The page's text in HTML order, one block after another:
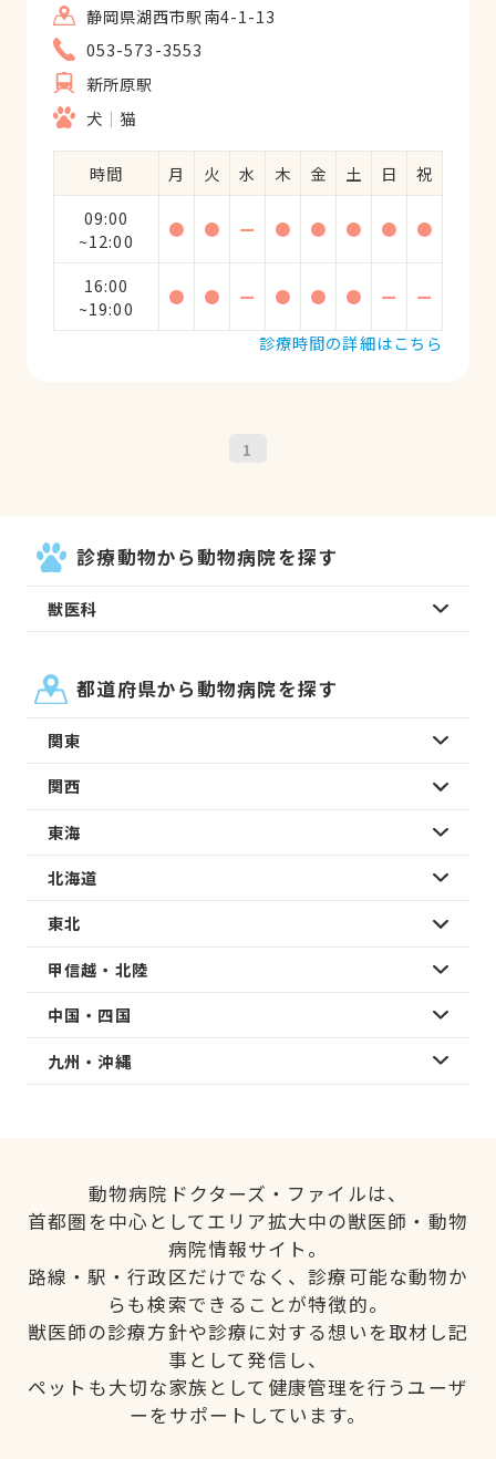
静岡県湖西市駅南4-1-13
053-573-3553
新所原駅
犬
猫
時間 月 火 水 木 金 土 日
祝
09:00
~12:00
● ● ー ● ● ● ● ●
16:00
~19:00
● ● ー ● ● ● ー
ー
診療時間の詳細はこちら
1
診療動物から動物病院を探す
獣医科
都道府県から動物病院を探す
関東
関西
東海
北海道
東北
甲信越・北陸
中国・四国
九州・沖縄
動物病院ドクターズ・ファイルは、
首都圏を中心としてエリア拡大中の獣医師・動物
病院情報サイト。
路線・駅・行政区だけでなく、診療可能な動物か
らも検索できることが特徴的。
獣医師の診療方針や診療に対する想いを取材し記
事として発信し、
ペットも大切な家族として健康管理を行うユーザ
ーをサポートしています。